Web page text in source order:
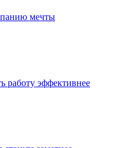
мечты
работу эффективнее